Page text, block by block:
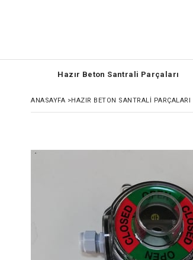
Hazır Beton Santrali Parçaları
ANASAYFA >HAZIR BETON SANTRALI PARÇALARI